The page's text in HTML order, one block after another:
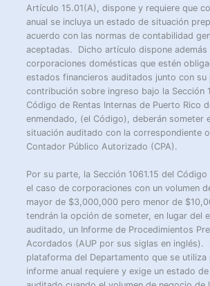
Artículo 15.01(A), dispone y requiere que
anual se incluya un estado de situación
acuerdo con las normas de contabilidad
aceptadas. Dicho artículo dispone además
corporaciones domésticas que estén
estados financieros auditados junto con su
contribución sobre ingreso bajo la Sección
Código de Rentas Internas de Puerto Rico
enmendado, (el Código), deberán someter
situación auditado con la correspondiente
Contador Público Autorizado (CPA).
Por su parte, la Sección 1061.15 del
el caso de corporaciones con un volumen
mayor de $3,000,000 pero menor de
tendrán la opción de someter, en lugar del
auditado, un Informe de Procedimientos
Acordados (AUP por sus siglas en inglés).
plataforma del Departamento que se utiliza
informe anual requiere y exige un estado